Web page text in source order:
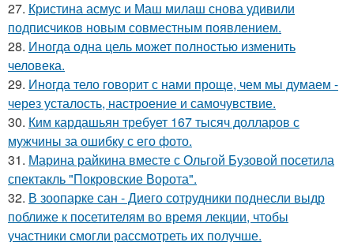
27. Кристина асмус и Маш милаш снова удивили
подписчиков новым совместным появлением.
28. Иногда одна цель может полностью изменить
человека.
29. Иногда тело говорит с нами проще, чем мы думаем -
через усталость, настроение и самочувствие.
30. Ким кардашьян требует 167 тысяч долларов с
мужчины за ошибку с его фото.
31. Марина райкина вместе с Ольгой Бузовой посетила
спектакль "Покровские Ворота".
32. В зоопарке сан - Диего сотрудники поднесли выдр
поближе к посетителям во время лекции, чтобы
участники смогли рассмотреть их получше.